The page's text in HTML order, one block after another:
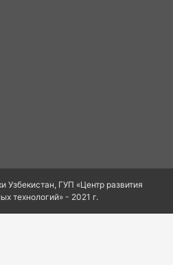
Узбекистан, ГУП «Центр развития
технологий» - 2021 г.